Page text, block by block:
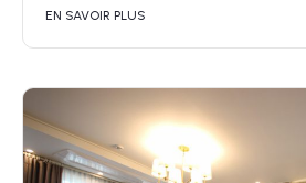
EN SAVOIR PLUS